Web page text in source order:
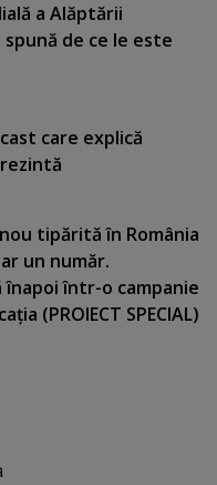
a Alăptării
de ce le este
care explică
tipărită în România
un număr.
înapoi într-o campanie
(PROIECT SPECIAL)